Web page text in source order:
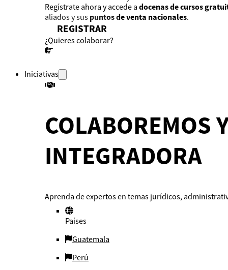
Regístrate ahora y accede a docenas de cursos
aliados y sus puntos de venta nacionales.
REGISTRAR
¿Quieres colaborar?
Iniciativas
COLABOREMOS
INTEGRADORA
Aprenda de expertos en temas jurídicos,
Países
Guatemala
Perú